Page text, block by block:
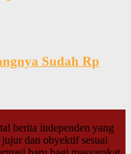
Sudah Rp
berita independen yang
dan obyektif sesuai